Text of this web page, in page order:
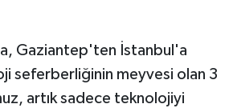
Gaziantep'ten İstanbul'a
seferberliğinin meyvesi olan 3
artık sadece teknolojiyi